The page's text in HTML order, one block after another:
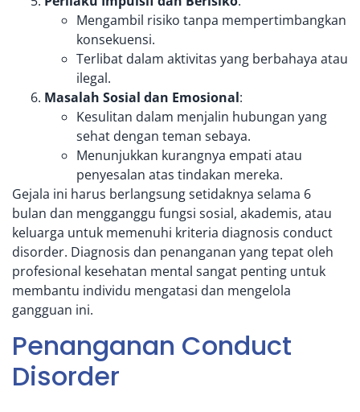
Mengambil risiko tanpa mempertimbangkan
konsekuensi.
Terlibat dalam aktivitas yang berbahaya atau
ilegal.
Masalah Sosial dan Emosional:
Kesulitan dalam menjalin hubungan yang
sehat dengan teman sebaya.
Menunjukkan kurangnya empati atau
penyesalan atas tindakan mereka.
Gejala ini harus berlangsung setidaknya selama 6
bulan dan mengganggu fungsi sosial, akademis, atau
keluarga untuk memenuhi kriteria diagnosis conduct
disorder. Diagnosis dan penanganan yang tepat oleh
profesional kesehatan mental sangat penting untuk
membantu individu mengatasi dan mengelola
gangguan ini.
Penanganan Conduct
Disorder